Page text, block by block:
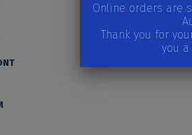
Online orders are
Thank you for
you